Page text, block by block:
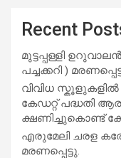
Recent
മുട്ടപ്പള്ളി
പച്ചക്കറി )
വിവിധ
കേഡറ്റ് പദ്ധതി
ക്ഷണിച്ചുകൊണ്ട്
എരുമേലി ചരള
മരണപ്പെട്ടു.